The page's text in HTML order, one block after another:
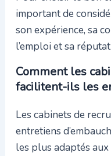
important de
son expérience, sa
l’emploi et sa
Comment les
facilitent-ils les
Les cabinets de
entretiens
les plus adaptés